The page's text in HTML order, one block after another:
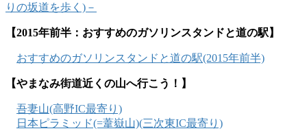
りの坂道を歩く)－
【2015年前半：おすすめのガソリンスタンドと道の駅】
おすすめのガソリンスタンドと道の駅(2015年前半)
【やまなみ街道近くの山へ行こう！】
吾妻山(高野IC最寄り)
日本ピラミッド(=葦嶽山)(三次東IC最寄り)